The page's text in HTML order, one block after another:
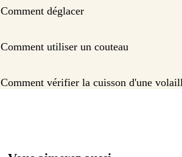
Comment déglacer
Comment utiliser un couteau
Comment vérifier la cuisson d'une